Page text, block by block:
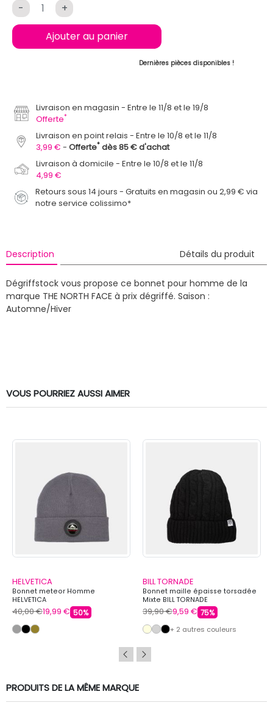
- +
Ajouter au panier
Dernières pièces disponibles !
Livraison en magasin
Entre le 11/8 et le 19/8
Offerte*
Livraison en point relais
Entre le 10/8 et le 11/8
3,99 €
Offerte* dès 85 € d'achat
Livraison à domicile
Entre le 10/8 et le 11/8
4,99 €
Retours sous 14 jours - Gratuits en magasin ou 2,99 € via
notre service colissimo*
Description Détails du produit
Dégriffstock vous propose ce bonnet pour homme de la
marque THE NORTH FACE à prix dégriffé. Saison :
Automne/Hiver
VOUS POURRIEZ AUSSI AIMER
HELVETICA
Bonnet meteor Homme
HELVETICA
40,00 €19,99 € 50%
BILL TORNADE
Bonnet maille épaisse torsadée
Mixte BILL TORNADE
39,90 €9,59 € 75%
+ 2 autres couleurs
PRODUITS DE LA MÊME MARQUE